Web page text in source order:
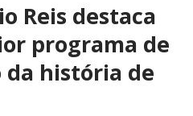
Reis destaca
programa de
história de